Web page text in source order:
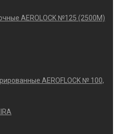
AEROLOCK №125 (2500М)
AEROFLOCK № 100,